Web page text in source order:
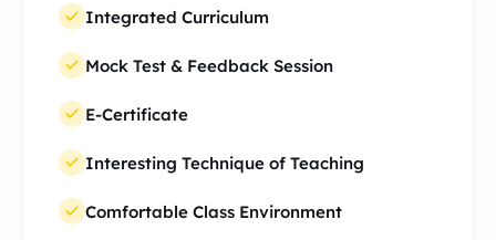
Integrated Curriculum
Mock Test & Feedback Session
E-Certificate
Interesting Technique of Teaching
Comfortable Class Environment